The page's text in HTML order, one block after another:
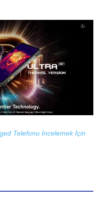
Telefonu İncelemek İçin